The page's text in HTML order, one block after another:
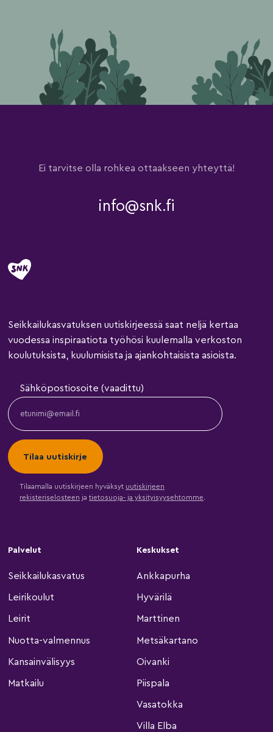
Ei tarvitse olla rohkea ottaakseen yhteyttä!
info@snk.fi
Seikkailukasvatuksen uutiskirjeessä saat neljä kertaa
vuodessa inspiraatiota työhösi kuulemalla verkoston
koulutuksista, kuulumisista ja ajankohtaisista asioista.
Sähköpostiosoite (vaadittu)
Tilaamalla uutiskirjeen hyväksyt uutiskirjeen
rekisteriselosteen ja tietosuoja- ja yksityisyysehtomme.
Palvelut
Seikkailukasvatus
Leirikoulut
Leirit
Nuotta-valmennus
Kansainvälisyys
Matkailu
Keskukset
Ankkapurha
Hyvärilä
Marttinen
Metsäkartano
Oivanki
Piispala
Vasatokka
Villa Elba